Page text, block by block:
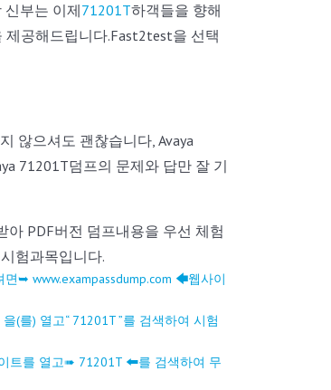
신부는 이제71201T하객들을 향해
공해드립니다.Fast2test을 선택
않으셔도 괜찮습니다, Avaya
71201T덤프의 문제와 답만 잘 기
PDF버전 덤프내용을 우선 체험
험과목입니다.
➥ www.exampassdump.com 🡄웹사이
(를) 열고“ 71201T ”를 검색하여 시험
트를 열고➠ 71201T 🠰를 검색하여 무